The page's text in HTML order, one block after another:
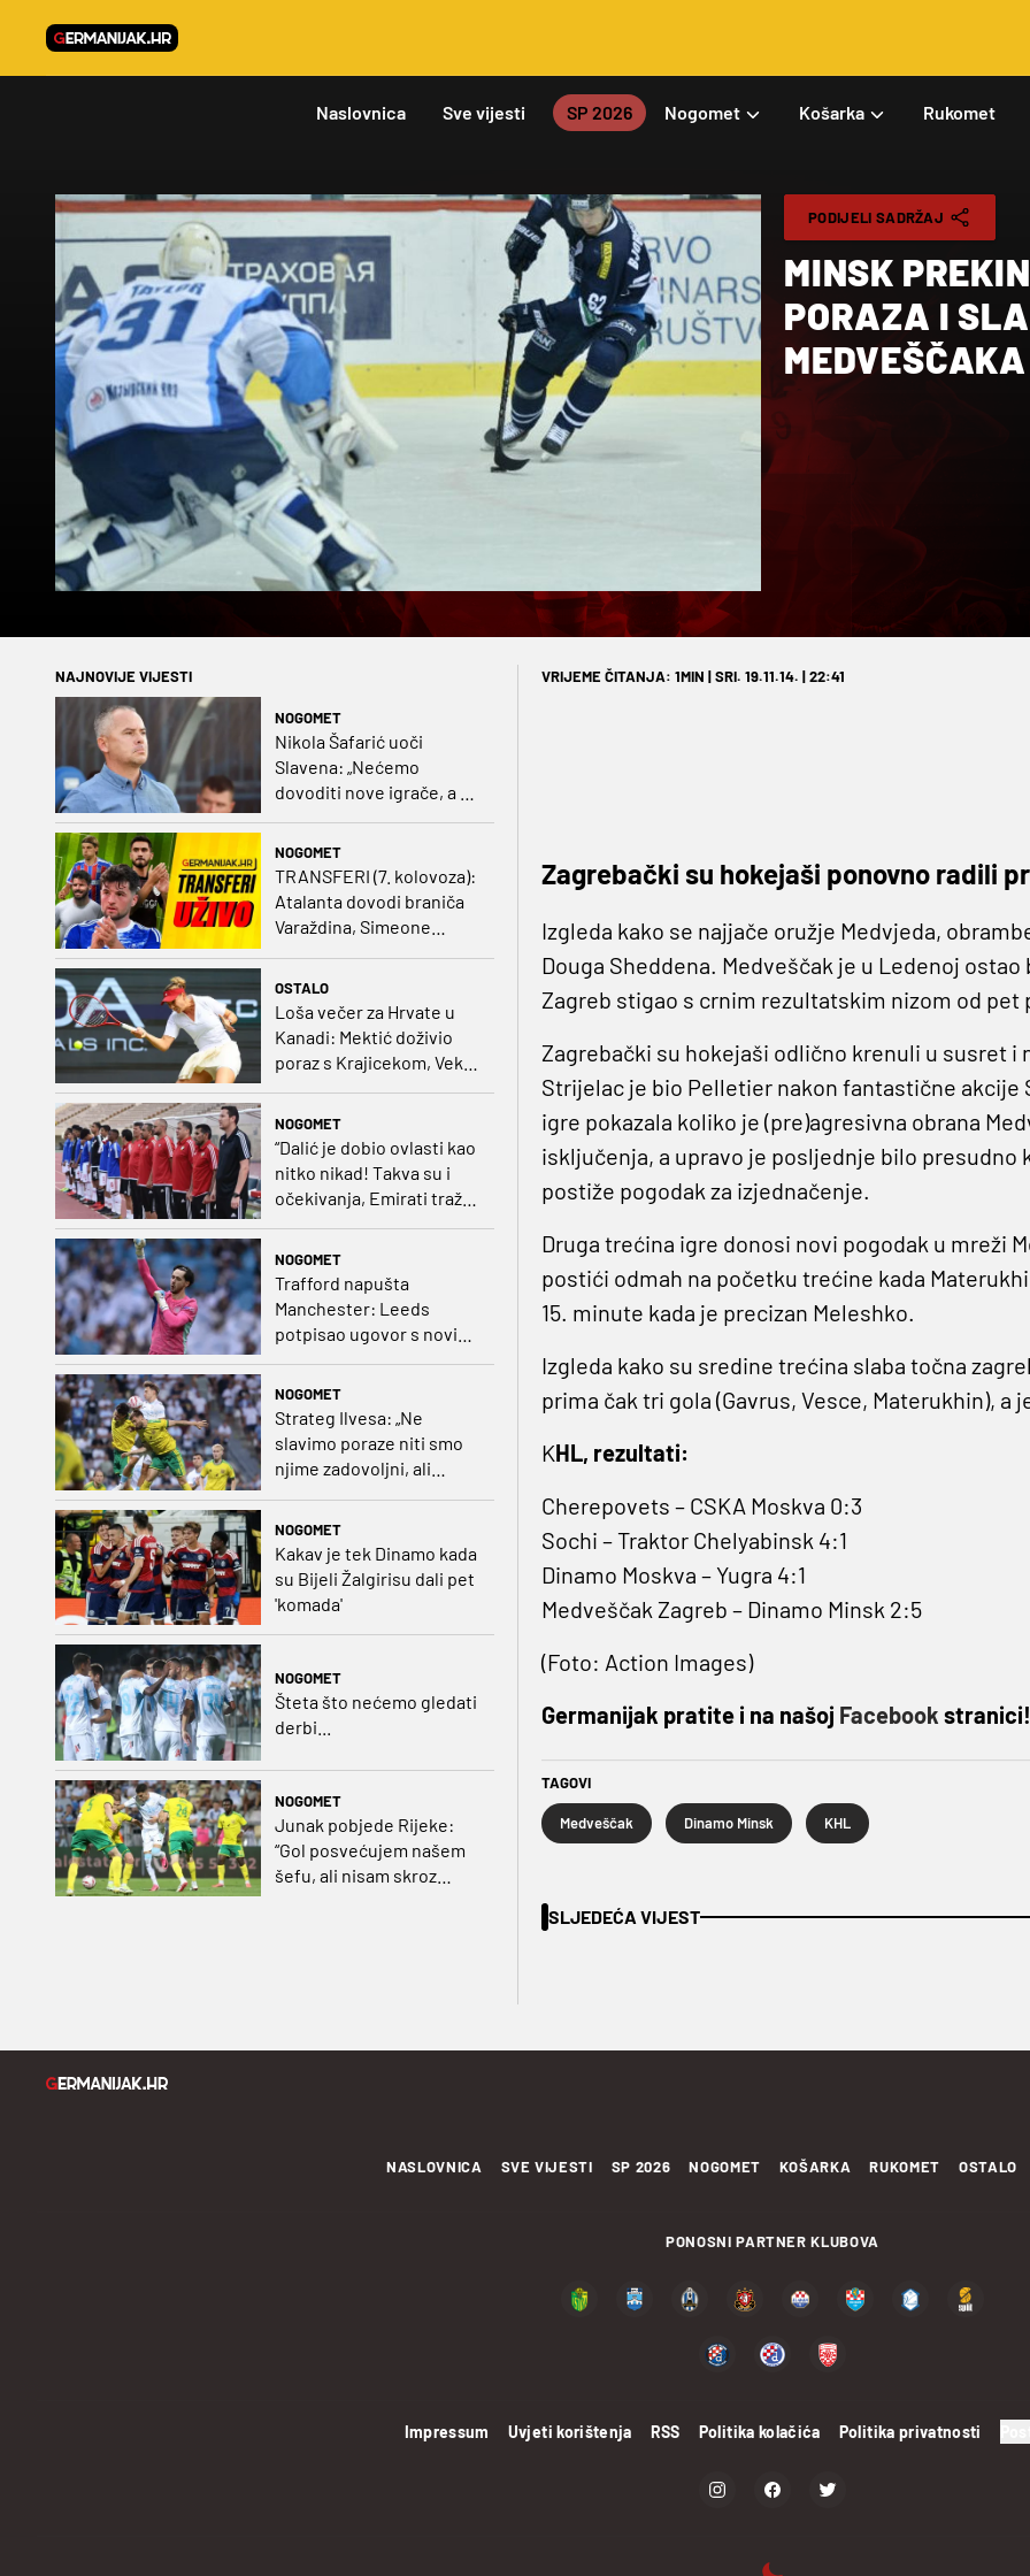
Naslovnica Sve vijesti SP 2026 Nogomet Košarka Rukomet
PODIJELI SADRŽAJ
MINSK
PORAZA I
MEDVEŠČAKA
NAJNOVIJE VIJESTI
NOGOMET
Nikola Šafarić uoči
Slavena: „Nećemo
dovoditi nove igrače, a o
NOGOMET
TRANSFERI (7. kolovoza):
Atalanta dovodi braniča
Varaždina, Simeone
OSTALO
Loša večer za Hrvate u
Kanadi: Mektić doživio
poraz s Krajicekom, Vekić
poražena u paru sa
NOGOMET
“Dalić je dobio ovlasti kao
nitko nikad! Takva su i
očekivanja, Emirati traže
i veliki rezultat!“
NOGOMET
Trafford napušta
Manchester: Leeds
potpisao ugovor s novim
NOGOMET
Strateg Ilvesa: „Ne
slavimo poraze niti smo
njime zadovoljni, ali
NOGOMET
Kakav je tek Dinamo kada
su Bijeli Žalgirisu dali pet
'komada'
NOGOMET
Šteta što nećemo gledati
derbi...
NOGOMET
Junak pobjede Rijeke:
“Gol posvećujem našem
šefu, ali nisam skroz
VRIJEME ČITANJA: 1MIN | SRI. 19.11.14. | 22:41
Zagrebački su hokejaši ponovno radili
Izgleda kako se najjače oružje Medvjeda,
Douga Sheddena. Medveščak je u Ledenoj
Zagreb stigao s crnim rezultatskim nizom od pet
Zagrebački su hokejaši odlično krenuli u susret
Strijelac je bio Pelletier nakon fantastične akcije
igre pokazala koliko je (pre)agresivna obrana
isključenja, a upravo je posljednje bilo
postiže pogodak za izjednačenje.
Druga trećina igre donosi novi pogodak u mreži
postići odmah na početku trećine kada
15. minute kada je precizan Meleshko.
Izgleda kako su sredine trećina slaba točna
prima čak tri gola (Gavrus, Vesce, Materukhin), a
KHL, rezultati:
Cherepovets – CSKA Moskva 0:3
Sochi – Traktor Chelyabinsk 4:1
Dinamo Moskva – Yugra 4:1
Medveščak Zagreb – Dinamo Minsk 2:5
(Foto: Action Images)
Germanijak pratite i na našoj Facebook stranici!
TAGOVI
Medveščak Dinamo Minsk KHL
SLJEDEĆA VIJEST
NASLOVNICA SVE VIJESTI SP 2026 NOGOMET KOŠARKA RUKOMET OSTALO
PONOSNI PARTNER KLUBOVA
Impressum Uvjeti korištenja RSS Politika kolačića Politika privatnosti